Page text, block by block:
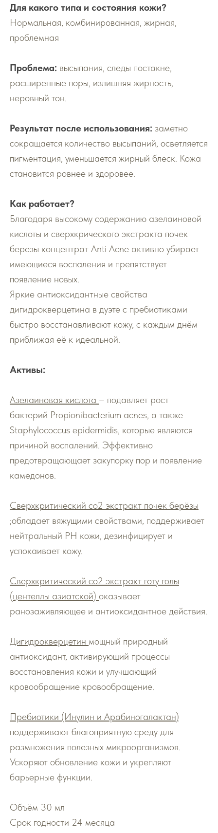
Для какого типа и состояния кожи?
Нормальная, комбинированная, жирная,
проблемная
Проблема: высыпания, следы постакне,
расширенные поры, излишняя жирность,
неровный тон.
Результат после использования: заметно
сокращается количество высыпаний, осветляется
пигментация, уменьшается жирный блеск. Кожа
становится ровнее и здоровее.
Как работает?
Благодаря высокому содержанию азелаиновой
кислоты и сверхкрического экстракта почек
березы концентрат Anti Acne активно убирает
имеющиеся воспаления и препятствует
появление новых.
Яркие антиоксидантные свойства
дигидрокверцетина в дуэте с пребиотиками
быстро восстанавливают кожу, с каждым днём
приближая её к идеальной.
Активы:
Азелаиновая кислота – подавляет рост
бактерий Propionibacterium acnes, а также
Staphylococcus epidermidis, которые являются
причиной воспалений. Эффективно
предотвращающает закупорку пор и появление
камедонов.
Сверхкритический со2 экстракт почек берёзы
;обладает вяжущими свойствами, поддерживает
нейтральный PH кожи, дезинфицирует и
успокаивает кожу.
Сверхкритический со2 экстракт готу голы
(центеллы азиатской) оказывает
ранозаживляющее и антиоксидантное действия.
Дигидрокверцетин мощный природный
антиоксидант, активирующий процессы
восстановления кожи и улучшающий
кровообращение кровообращение.
Пребиотики (Инулин и Арабиногалактан)
поддерживают благоприятную среду для
размножения полезных микроорганизмов.
Ускоряют обновление кожи и укрепляют
барьерные функции.
Объём 30 мл
Срок годности 24 месяца